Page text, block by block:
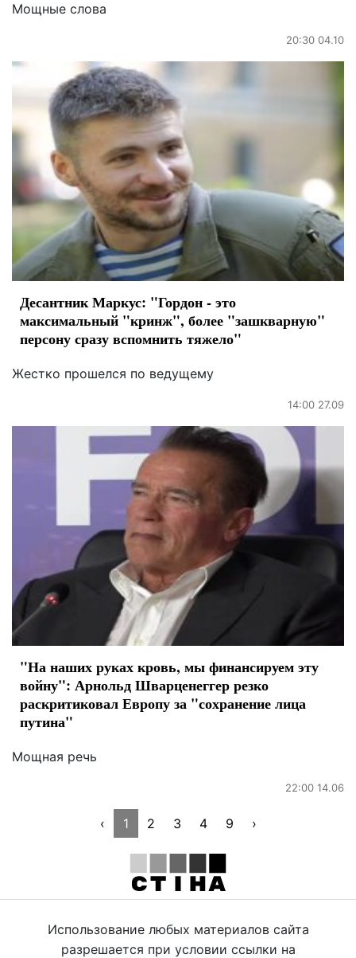
Мощные слова
20:30 04.10
Десантник Маркус: "Гордон - это
максимальный "кринж", более "зашкварную"
персону сразу вспомнить тяжело"
Жестко прошелся по ведущему
14:00 27.09
"На наших руках кровь, мы финансируем эту
войну": Арнольд Шварценеггер резко
раскритиковал Европу за "сохранение лица
путина"
Мощная речь
22:00 14.06
‹ 1 2 3 4 9 ›
Использование любых материалов сайта
разрешается при условии ссылки на